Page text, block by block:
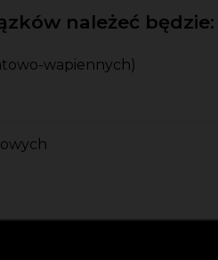
należeć będzie:
wapiennych)